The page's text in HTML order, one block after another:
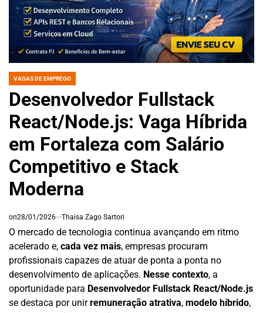
POSTED
VAGAS DE EMPREGO
Desenvolvedor Fullstack
React/Node.js: Vaga Híbrida
em Fortaleza com Salário
Competitivo e Stack
Moderna
on28/01/2026 Thaisa Zago Sartori
O mercado de tecnologia continua avançando em ritmo
acelerado e, cada vez mais, empresas procuram
profissionais capazes de atuar de ponta a ponta no
desenvolvimento de aplicações. Nesse contexto, a
oportunidade para Desenvolvedor Fullstack React/Node.js
se destaca por unirremuneração atrativa, modelo híbrido,